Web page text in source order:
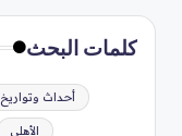
كلمات البحث
أحداث وتواريخ
الأهلي